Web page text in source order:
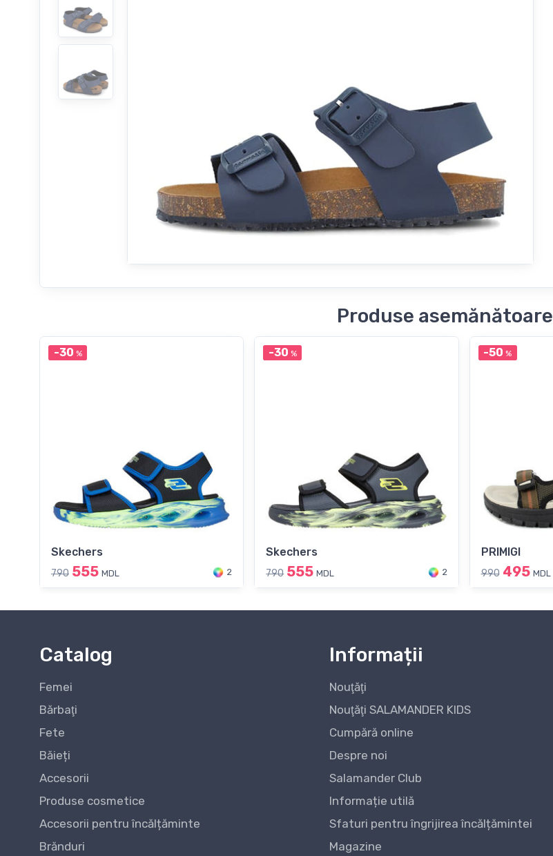
Produse asemănătoare
-30 %
Skechers
790 555 MDL 2
-30 %
Skechers
790 555 MDL 2
-50 %
PRIMIGI
990 495 MDL
Catalog
Femei
Bărbaţi
Fete
Băieți
Accesorii
Produse cosmetice
Accesorii pentru încălțăminte
Brănduri
Informații
Nouţăţi
Nouţăţi SALAMANDER KIDS
Cumpără online
Despre noi
Salamander Club
Informație utilă
Sfaturi pentru îngrijirea încălțămintei
Magazine